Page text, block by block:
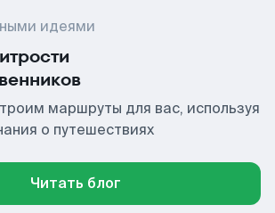
идеями
маршруты для вас, используя
о путешествиях
Читать блог